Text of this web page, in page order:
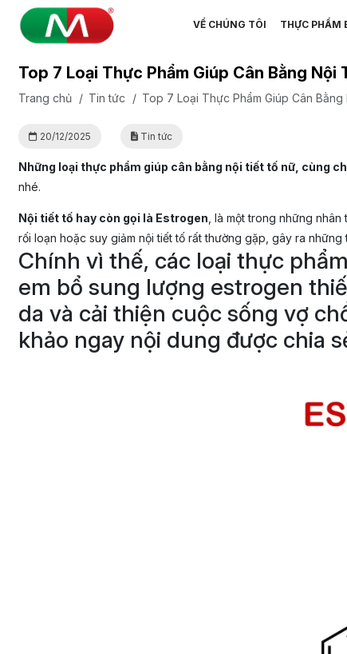
VỀ CHÚNG TÔI THỰC PHẨM
Top 7 Loại Thực Phẩm Giúp Cân Bằng Nội
Trang chủ / Tin tức / Top 7 Loại Thực Phẩm Giúp Cân
20/12/2025 Tin tức
Những loại thực phẩm giúp cân bằng nội tiết tố nữ, cùng
nhé.
Nội tiết tố hay còn gọi là Estrogen , là một trong những
rối loạn hoặc suy giảm nội tiết tố rất thường gặp, gây ra
Chính vì thế, các loại thực
em bổ sung lượng estrogen
da và cải thiện cuộc sống vợ
khảo ngay nội dung được chia